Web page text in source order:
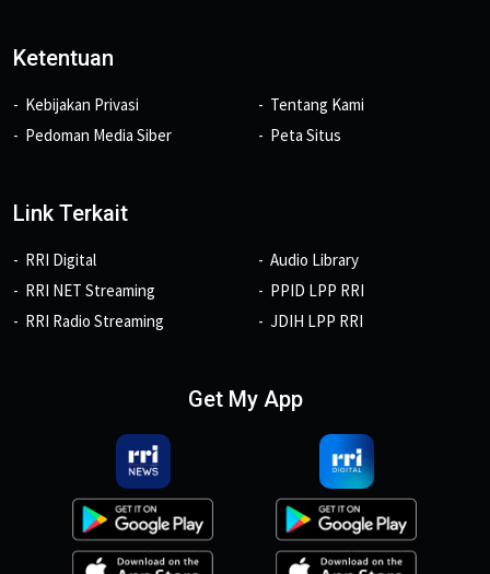
Ketentuan
Kebijakan Privasi
Pedoman Media Siber
Tentang Kami
Peta Situs
Link Terkait
RRI Digital
RRI NET Streaming
RRI Radio Streaming
Audio Library
PPID LPP RRI
JDIH LPP RRI
Get My App